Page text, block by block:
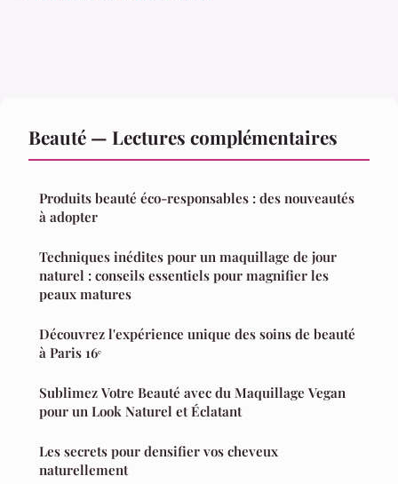
Beauté — Lectures complémentaires
Produits beauté éco-responsables : des nouveautés
à adopter
Techniques inédites pour un maquillage de jour
naturel : conseils essentiels pour magnifier les
peaux matures
Découvrez l'expérience unique des soins de beauté
à Paris 16ᵉ
Sublimez Votre Beauté avec du Maquillage Vegan
pour un Look Naturel et Éclatant
Les secrets pour densifier vos cheveux
naturellement